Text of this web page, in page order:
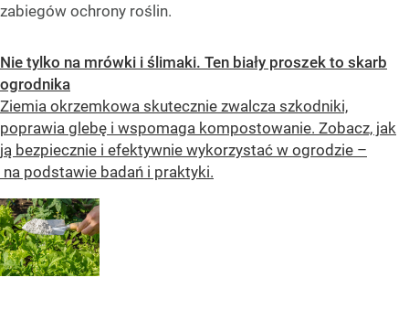
zabiegów ochrony roślin.
Nie tylko na mrówki i ślimaki. Ten biały proszek to skarb
ogrodnika
Ziemia okrzemkowa skutecznie zwalcza szkodniki,
poprawia glebę i wspomaga kompostowanie. Zobacz, jak
ją bezpiecznie i efektywnie wykorzystać w ogrodzie –
na podstawie badań i praktyki.